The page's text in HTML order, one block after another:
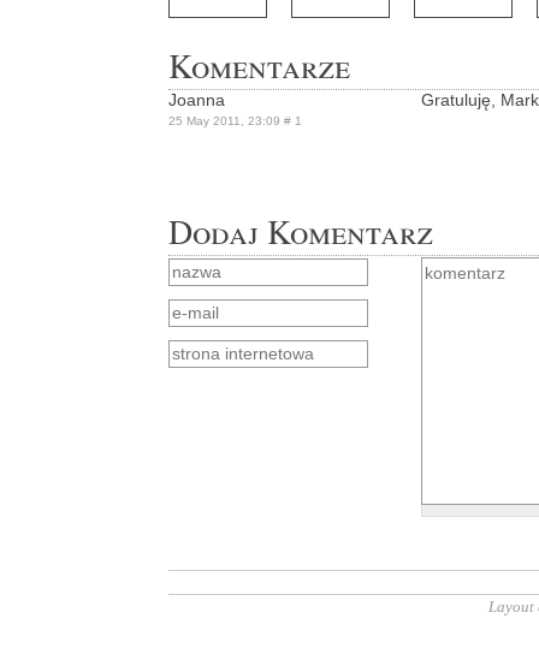
Komentarze
Jo­an­na
25 May 2011, 23:09 # 1
Gra­tu­lu­ję,
Dodaj Komentarz
Layout